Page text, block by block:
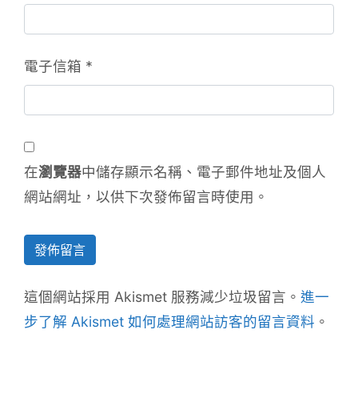
電子信箱 *
在瀏覽器中儲存顯示名稱、電子郵件地址及個人
網站網址，以供下次發佈留言時使用。
這個網站採用 Akismet 服務減少垃圾留言。 進一
步了解 Akismet 如何處理網站訪客的留言資料 。